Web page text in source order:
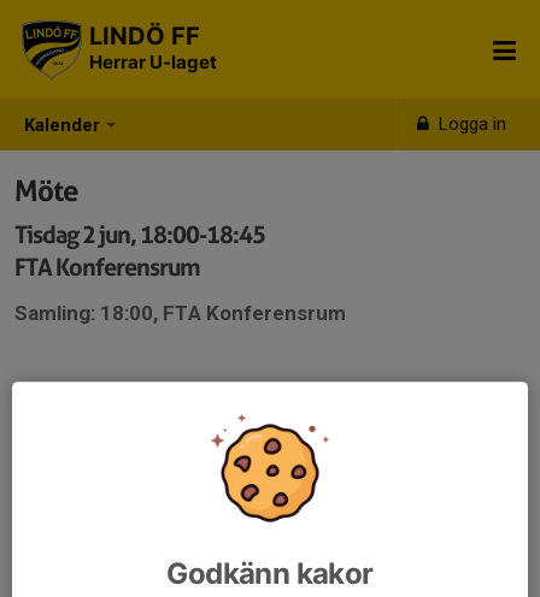
Kalender Logga in
LINDÖ FF
Herrar U-laget
Möte
Tisdag 2 jun, 18:00-18:45
FTA Konferensrum
Samling: 18:00, FTA Konferensrum
Godkänn kakor